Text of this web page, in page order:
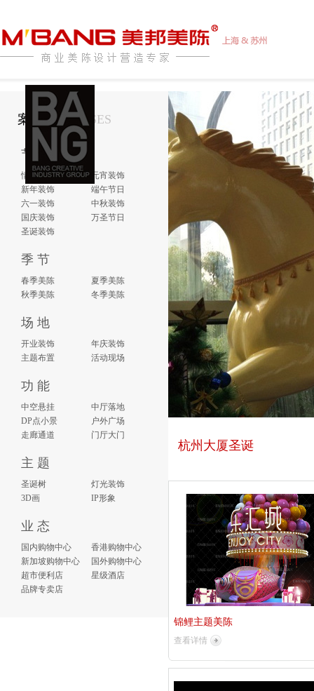
案例介绍 CASES
节 日
情人节日
元宵装饰
新年装饰
端午节日
六一装饰
中秋装饰
国庆装饰
万圣节日
圣诞装饰
季 节
春季美陈
夏季美陈
秋季美陈
冬季美陈
场 地
开业装饰
年庆装饰
主题布置
活动现场
功 能
中空悬挂
中厅落地
DP点小景
户外广场
走廊通道
门厅大门
主 题
圣诞树
灯光装饰
3D画
IP形象
业 态
国内购物中心
香港购物中心
新加坡购物中心
国外购物中心
超市便利店
星级酒店
品牌专卖店
杭州大厦圣诞
锦鲤主题美陈
查看详情